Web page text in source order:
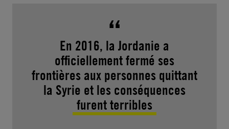
En 2016, la Jordanie a
officiellement fermé ses
frontières aux personnes quittant
la Syrie et les conséquences
furent terribles